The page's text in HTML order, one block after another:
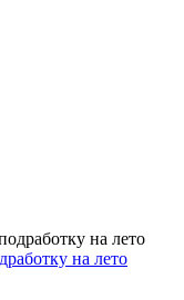
на лето